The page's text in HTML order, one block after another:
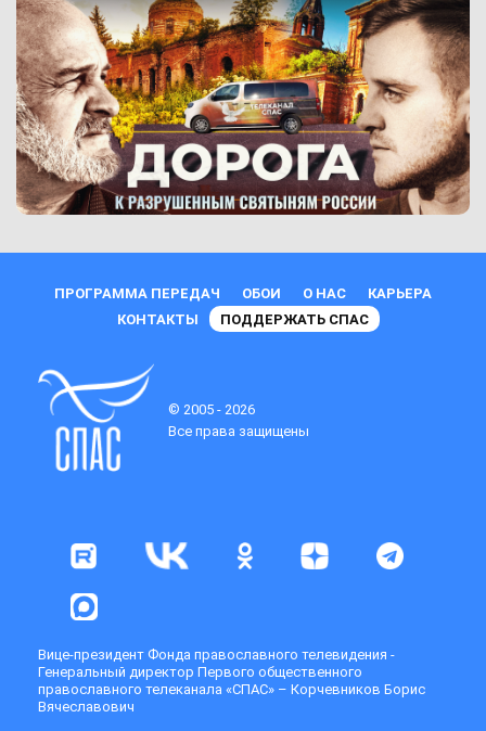
ПРОГРАММА ПЕРЕДАЧ ОБОИ О НАС
КАРЬЕРА
КОНТАКТЫ
ПОДДЕРЖАТЬ СПАС
© 2005 - 2026
Все права защищены
Вице-президент Фонда православного телевидения -
Генеральный директор Первого общественного
православного телеканала «СПАС» – Корчевников Борис
Вячеславович